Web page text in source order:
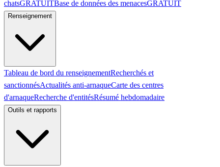
chatsGRATUITBase de données des menacesGRATUIT
Renseignement
Tableau de bord du renseignementRecherchés et
sanctionnésActualités anti-arnaqueCarte des centres
d'arnaqueRecherche d'entitésRésumé hebdomadaire
Outils et rapports